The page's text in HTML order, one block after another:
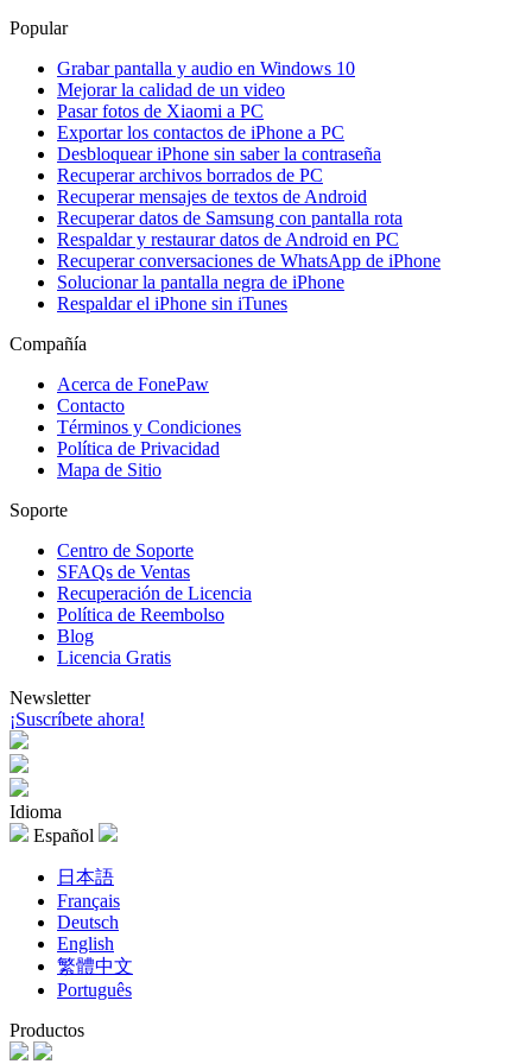
Popular
Grabar pantalla y audio en Windows 10
Mejorar la calidad de un video
Pasar fotos de Xiaomi a PC
Exportar los contactos de iPhone a PC
Desbloquear iPhone sin saber la contraseña
Recuperar archivos borrados de PC
Recuperar mensajes de textos de Android
Recuperar datos de Samsung con pantalla rota
Respaldar y restaurar datos de Android en PC
Recuperar conversaciones de WhatsApp de iPhone
Solucionar la pantalla negra de iPhone
Respaldar el iPhone sin iTunes
Compañía
Acerca de FonePaw
Contacto
Términos y Condiciones
Política de Privacidad
Mapa de Sitio
Soporte
Centro de Soporte
SFAQs de Ventas
Recuperación de Licencia
Política de Reembolso
Blog
Licencia Gratis
Newsletter
¡Suscríbete ahora!
Idioma
Español
日本語
Français
Deutsch
English
繁體中文
Português
Productos